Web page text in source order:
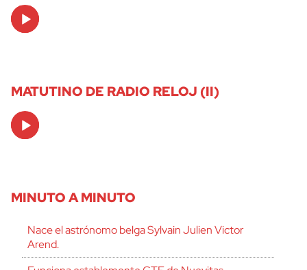
Audio
Player
MATUTINO DE RADIO RELOJ (II)
Audio
Player
MINUTO A MINUTO
Nace el astrónomo belga Sylvain Julien Victor
Arend.